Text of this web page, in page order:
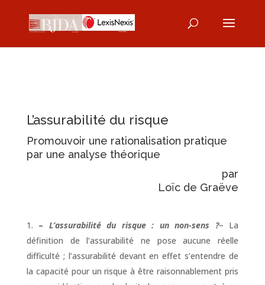
L’assurabilité du risque
Promouvoir une rationalisation pratique
par une analyse théorique
par
Loïc de Graëve
– L’assurabilité du risque : un non-sens ?– La
définition de l’assurabilité ne pose aucune réelle
difficulté ; l’assurabilité devant en effet s’entendre de
la capacité pour un risque à être raisonnablement pris